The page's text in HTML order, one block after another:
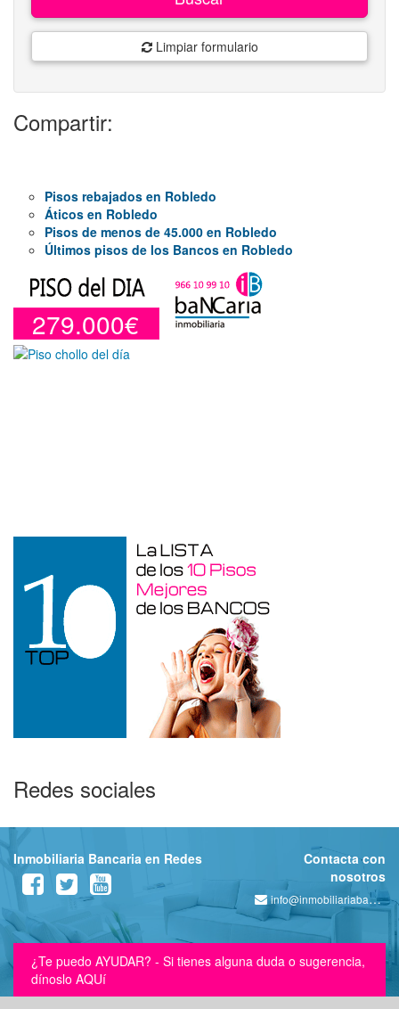
Limpiar formulario
Compartir:
Pisos rebajados en Robledo
Áticos en Robledo
Pisos de menos de 45.000 en Robledo
Últimos pisos de los Bancos en Robledo
279.000€
Redes sociales
Inmobiliaria Bancaria en Redes
Contacta con
nosotros
info@inmobiliariabancaria.com
¿Te puedo AYUDAR? - Si tienes alguna duda o sugerencia,
dínoslo AQUí